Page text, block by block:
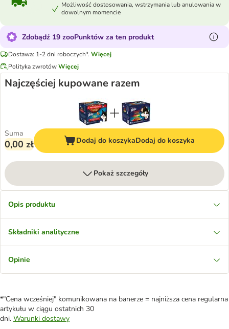
Możliwość dostosowania, wstrzymania lub anulowania w
dowolnym momencie
Zdobądź 19 zooPunktów za ten produkt
Dostawa: 1-2 dni roboczych*. Więcej
Polityka zwrotówWięcej
Najczęściej kupowane razem
Suma
0,00 zł Dodaj do koszykaDodaj do koszyka
Pokaż szczegóły
Opis produktu
Składniki analityczne
Opinie
*"Cena wcześniej" komunikowana na banerze = najniższa cena regularna
artykułu w ciągu ostatnich 30
dni. Warunki dostawy